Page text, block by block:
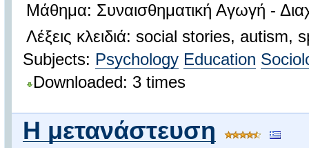
Μάθημα: Συναισθηματική Αγωγή -
Λέξεις κλειδιά: social stories, autism,
Subjects: Psychology Education
Downloaded: 3 times
Η μετανάστευση